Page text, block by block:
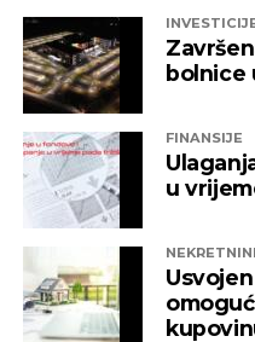
bolnice
FINANSIJE
u